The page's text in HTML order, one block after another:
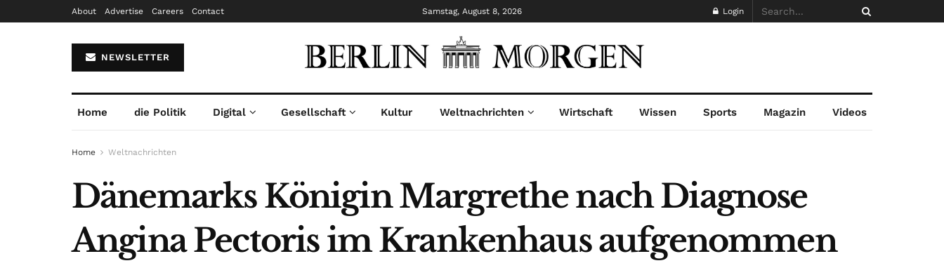
About Advertise Careers Contact Samstag, August 8, 2026 Login
NEWSLETTER
Home die Politik Digital Gesellschaft Kultur Weltnachrichten Wirtschaft Wissen Sports Magazin Videos
Home Weltnachrichten
Dänemarks Königin Margrethe nach Diagnose
Angina Pectoris im Krankenhaus aufgenommen